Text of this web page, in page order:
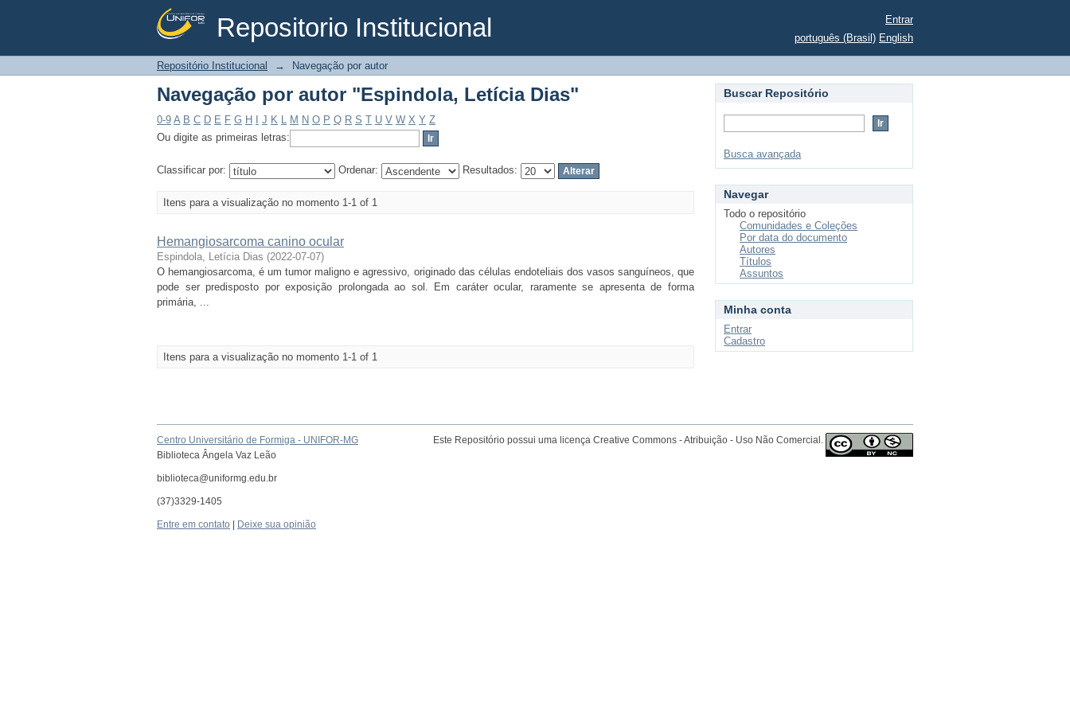
Repositorio Institucional
Navegação por autor "Espindola, Letícia Dias"
Entrar
português (Brasil) English
Repositório Institucional → Navegação por autor
Navegação por autor "Espindola, Letícia Dias"
0-9 A B C D E F G H J K L M N O P Q R S T U V W X Y Z
Ou digite as primeiras letras:
Classificar por: Ordenar: Resultados:
Itens para a visualização no momento 1-1 of 1
Hemangiosarcoma canino ocular
Espindola, Letícia Dias (2022-07-07)
O hemangiosarcoma, é um tumor maligno e agressivo, originado das células endoteliais dos vasos sanguíneos, que
pode ser predisposto por exposição prolongada ao sol. Em caráter ocular, raramente se apresenta de forma
primária, ...
Itens para a visualização no momento 1-1 of 1
Buscar Repositório
Busca avançada
Navegar
Todo o repositório
Comunidades e Coleções
Por data do documento
Autores
Títulos
Assuntos
Minha conta
Entrar
Cadastro
Centro Universitário de Formiga - UNIFOR-MG
Biblioteca Ângela Vaz Leão
biblioteca@uniformg.edu.br
(37)3329-1405
Este Repositório possui uma licença Creative Commons - Atribuição - Uso Não Comercial.
Entre em contato Deixe sua opinião